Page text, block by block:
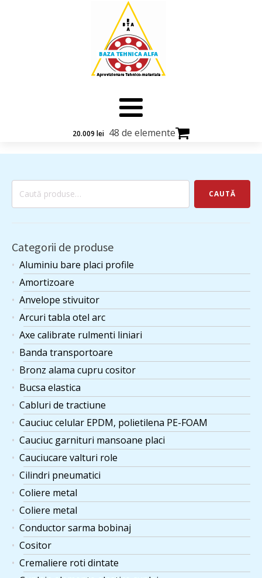
20.009 lei 48 de elemente
3.039lei
×
Bara aluminiu D 110 x
250 mm 6082.
347lei
×
Bara poliuretan
D100x300mm, diametrul
100mm, lungime
300mm.
588lei
×
Bucsa elastica KLEE050
50X80 BK11.
225lei
×
Garnitra racord olandez
2"-Ø78xØ54x3 mm, set
10 buc, pret pe set.
1 ×
157lei
×
Garnitura cap hidraulic
instalatie foraj FA 10, din
cauciuc cu insertie textila,
manseta panzata V,
275x245x12.3 mm, cilindru
CHA 10.
1 ×
×
textile 1000x200x50 mm.
488lei
Caută
CAUTĂ
Categorii de produse
Aluminiu bare placi profile
Amortizoare
Anvelope stivuitor
Arcuri tabla otel arc
Axe calibrate rulmenti liniari
Banda transportoare
Bronz alama cupru cositor
Bucsa elastica
Cabluri de tractiune
Cauciuc celular EPDM, polietilena PE-FOAM
Cauciuc garnituri mansoane placi
Cauciucare valturi role
Cilindri pneumatici
Coliere metal
Coliere metal
Conductor sarma bobinaj
Cositor
Cremaliere roti dintate